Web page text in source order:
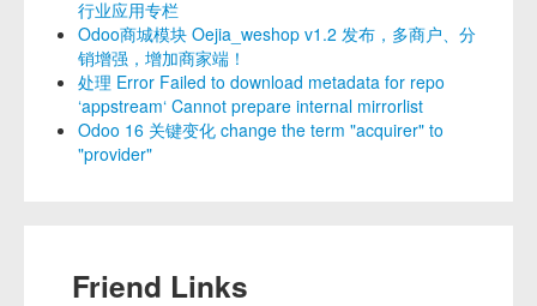
行业应用专栏
Odoo商城模块 Oejia_weshop v1.2 发布，多商户、分
销增强，增加商家端！
处理 Error Failed to download metadata for repo
‘appstream‘ Cannot prepare internal mirrorlist
Odoo 16 关键变化 change the term "acquirer" to
"provider"
Friend Links